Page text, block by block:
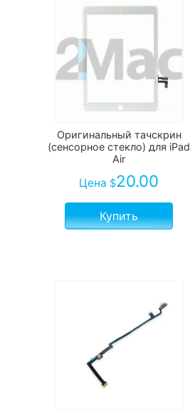
Оригинальный тачскрин
(сенсорное стекло) для iPad
Air
Цена $20.00
Купить